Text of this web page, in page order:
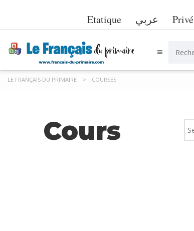
Etatique عربي Privé
LE FRANÇAIS DU PRIMAIRE > COURSES
Cours